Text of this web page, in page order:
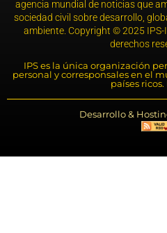
agencia mundial de noticias que
sociedad civil sobre desarrollo,
ambiente. Copyright © 2025 IPS-
derechos
IPS es la única organización
personal y corresponsales en el
países ricos.
Desarrollo &